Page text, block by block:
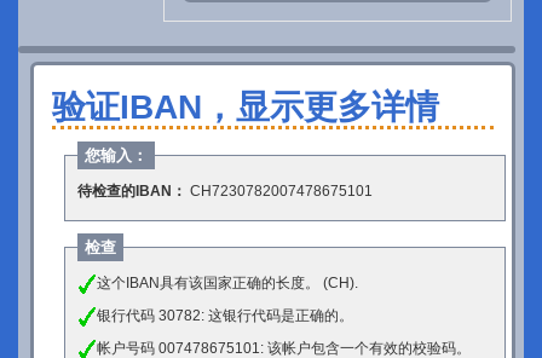
验证IBAN，显示更多详情
您输入：
待检查的IBAN： CH7230782007478675101
检查
这个IBAN具有该国家正确的长度。 (CH).
银行代码 30782: 这银行代码是正确的。
帐户号码 007478675101: 该帐户包含一个有效的校验码。